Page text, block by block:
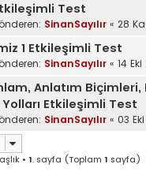
Test
SinanSayılır « 28
1 Etkileşimli Test
SinanSayılır « 14
Anlatım Biçimleri,
Etkileşimli Test
SinanSayılır « 03
• 1. sayfa (Toplam 1 sayfa)